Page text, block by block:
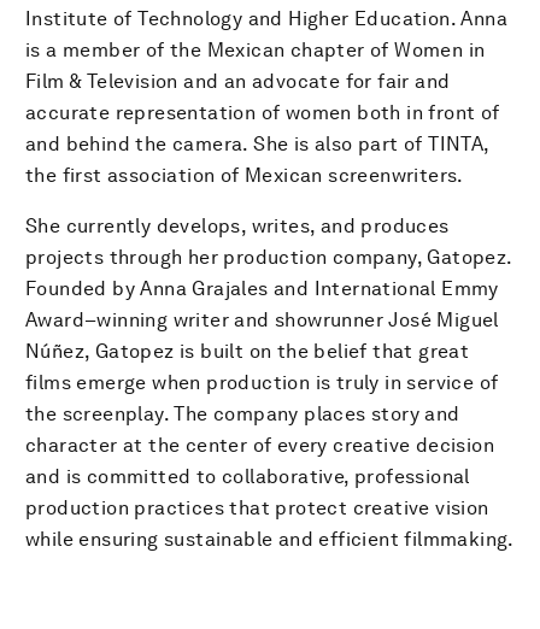
Institute of Technology and Higher Education. Anna
is a member of the Mexican chapter of Women in
Film & Television and an advocate for fair and
accurate representation of women both in front of
and behind the camera. She is also part of TINTA,
the first association of Mexican screenwriters.
She currently develops, writes, and produces
projects through her production company, Gatopez.
Founded by Anna Grajales and International Emmy
Award–winning writer and showrunner José Miguel
Núñez, Gatopez is built on the belief that great
films emerge when production is truly in service of
the screenplay. The company places story and
character at the center of every creative decision
and is committed to collaborative, professional
production practices that protect creative vision
while ensuring sustainable and efficient filmmaking.